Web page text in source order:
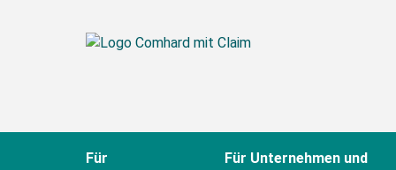
Für
Für Unternehmen und